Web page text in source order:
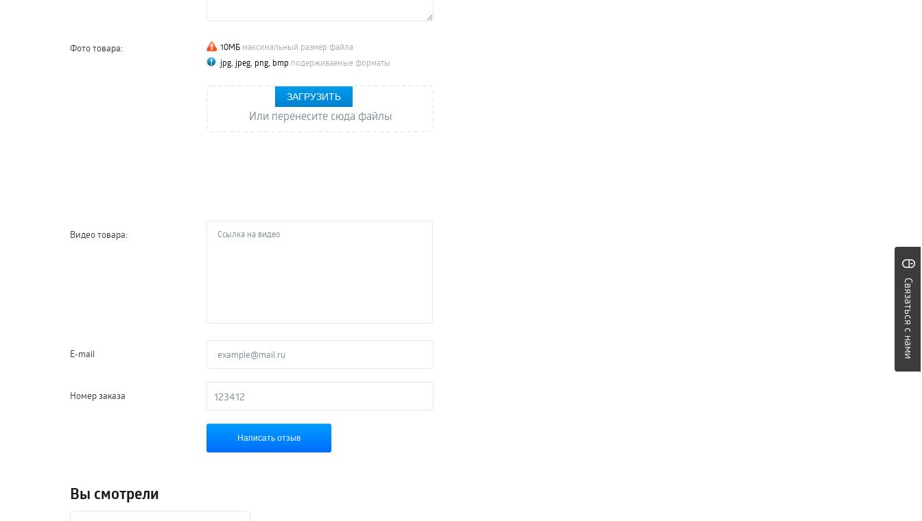
Связаться с нами
Фото товара: 10МБ максимальный размер файла
jpg, jpeg, png, bmp подерживаемые форматы
Или перенесите сюда файлы
ЗАГРУЗИТЬ
Видео товара:
E-mail
Номер заказа
Написать отзыв
Вы смотрели